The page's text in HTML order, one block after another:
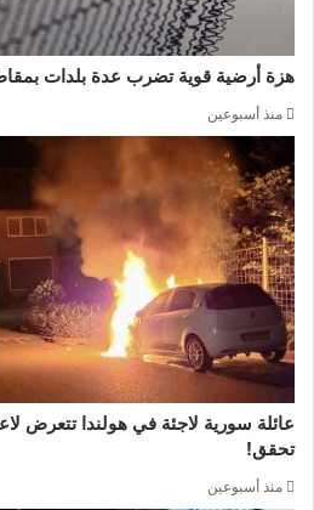
هزة أرضية قوية تضرب عدة بلدات
منذ أسبوعين
عائلة سورية لاجئة في هولندا تتعرض
تحقق!
منذ أسبوعين